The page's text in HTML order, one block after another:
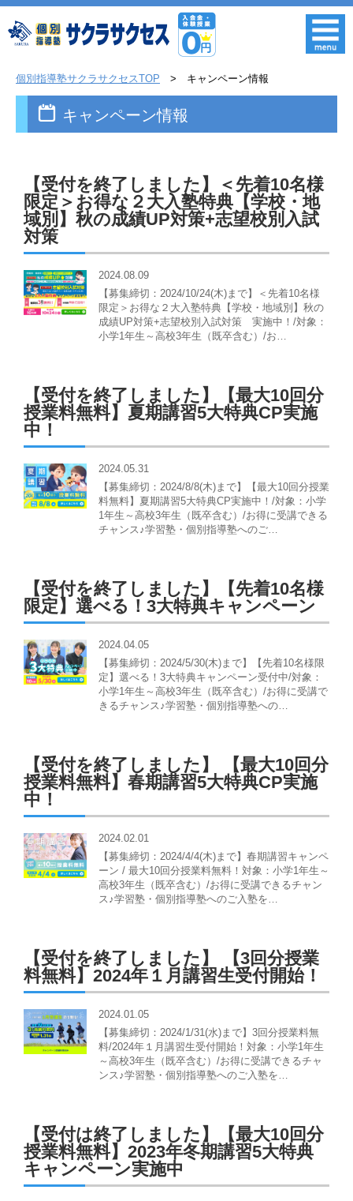
個別指導塾サクラサクセスTOP キャンペーン情報
キャンペーン情報
【受付を終了しました】＜先着10名様
限定＞お得な２大入塾特典【学校・地
域別】秋の成績UP対策+志望校別入試
対策
2024.08.09
【募集締切：2024/10/24(木)まで】＜先着10名様
限定＞お得な２大入塾特典【学校・地域別】秋の
成績UP対策+志望校別入試対策 実施中！/対象：
小学1年生～高校3年生（既卒含む）/お…
【受付を終了しました】【最大10回分
授業料無料】夏期講習5大特典CP実施
中！
2024.05.31
【募集締切：2024/8/8(木)まで】【最大10回分授業
料無料】夏期講習5大特典CP実施中！/対象：小学
1年生～高校3年生（既卒含む）/お得に受講できる
チャンス♪学習塾・個別指導塾へのご…
【受付を終了しました】【先着10名様
限定】選べる！3大特典キャンペーン
2024.04.05
【募集締切：2024/5/30(木)まで】【先着10名様限
定】選べる！3大特典キャンペーン受付中/対象：
小学1年生～高校3年生（既卒含む）/お得に受講で
きるチャンス♪学習塾・個別指導塾への…
【受付を終了しました】 【最大10回分
授業料無料】春期講習5大特典CP実施
中！
2024.02.01
【募集締切：2024/4/4(木)まで】春期講習キャンペ
ーン / 最大10回分授業料無料！対象：小学1年生～
高校3年生（既卒含む）/お得に受講できるチャン
ス♪学習塾・個別指導塾へのご入塾を…
【受付を終了しました】 【3回分授業
料無料】2024年１月講習生受付開始！
2024.01.05
【募集締切：2024/1/31(水)まで】3回分授業料無
料/2024年１月講習生受付開始！対象：小学1年生
～高校3年生（既卒含む）/お得に受講できるチャ
ンス♪学習塾・個別指導塾へのご入塾を…
【受付は終了しました】【最大10回分
授業料無料】2023年冬期講習5大特典
キャンペーン実施中